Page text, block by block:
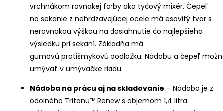
vrchnákom rovnakej farby ako tyčový mixér. Čepeľ
na sekanie z nehrdzavejúcej ocele má esovitý tvar s
nerovnakou výškou na dosiahnutie čo najlepšieho
výsledku pri sekaní. Základňa má
gumovú protišmykovú podložku. Nádobu a čepeľ
umývať v umývačke riadu.
Nádoba na prácu aj na skladovanie – Nádoba je z
odolného Tritanu™ Renew s objemom 1,4 litra.